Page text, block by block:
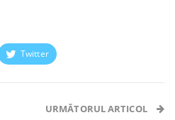
Twitter
Viber
URMĂTORUL ARTICOL